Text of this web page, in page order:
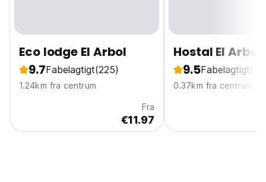
Eco lodge El Arbol
9.7Fabelagtigt(225)
1.24km fra centrum
Fra
€11.97
Hostal El Arbol
9.5Fabelagtigt
0.37km fra centrum